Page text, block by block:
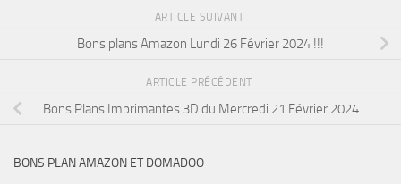
ARTICLE SUIVANT
Bons plans Amazon Lundi 26 Février 2024 !!!
ARTICLE PRÉCÉDENT
Bons Plans Imprimantes 3D du Mercredi 21 Février 2024
BONS PLAN AMAZON ET DOMADOO